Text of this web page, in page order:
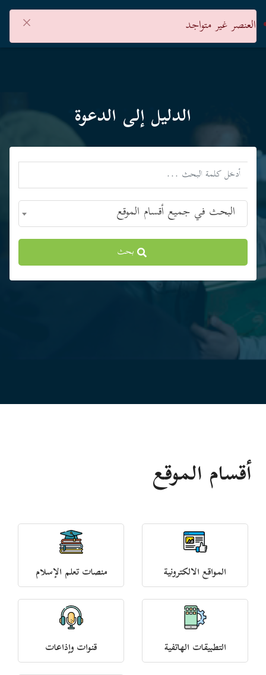
العنصر غير متواجد ×
الدليل إلى الدعوة
البحث في جميع أقسام الموقع
بحث
أقسام الموقع
المواقع الالكترونية منصات تعلم الإسلام
التطبيقات الهاتفية قنوات وإذاعات